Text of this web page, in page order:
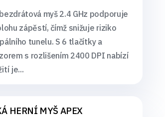
myš 2.4 GHz podporuje
zápěstí, čímž snižuje riziko
tunelu. S 6 tlačítky a
s rozlišením 2400 DPI nabízí
je...
HERNÍ MYŠ APEX